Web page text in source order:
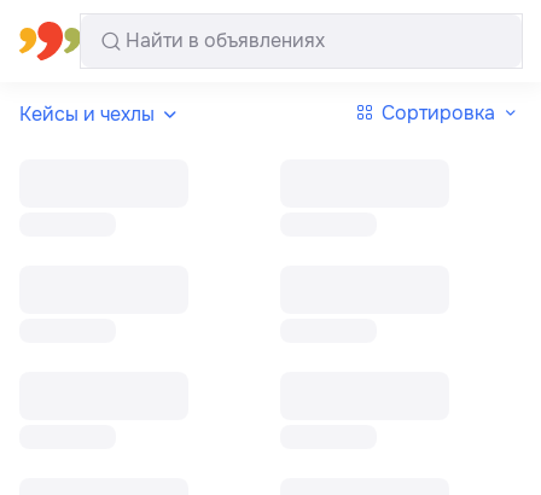
Все регионы Русский
Кейсы и чехлы Сортировка